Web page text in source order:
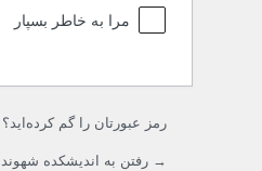
مرا به خاطر بسپار
رمز عبورتان را گم کرده‌اید؟
→ رفتن به اندیشکده شهوند